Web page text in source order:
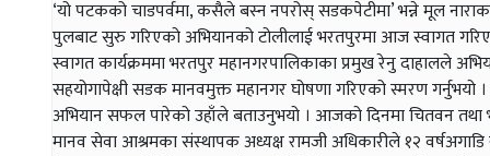
‘यो पटकको चाडपर्वमा, कसैले बस्न नपरोस् सडकपेटीमा’ भन्ने मूल
पुलबाट सुरु गरिएको अभियानको टोलीलाई भरतपुरमा आज स्वागत
स्वागत कार्यक्रममा भरतपुर महानगरपालिकाका प्रमुख रेनु दाहालले
सहयोगापेक्षी सडक मानवमुक्त महानगर घोषणा गरिएको स्मरण
अभियान सफल पारेको उहाँले बताउनुभयो । आजको दिनमा चितवन तथा
मानव सेवा आश्रमका संस्थापक अध्यक्ष रामजी अधिकारीले १२